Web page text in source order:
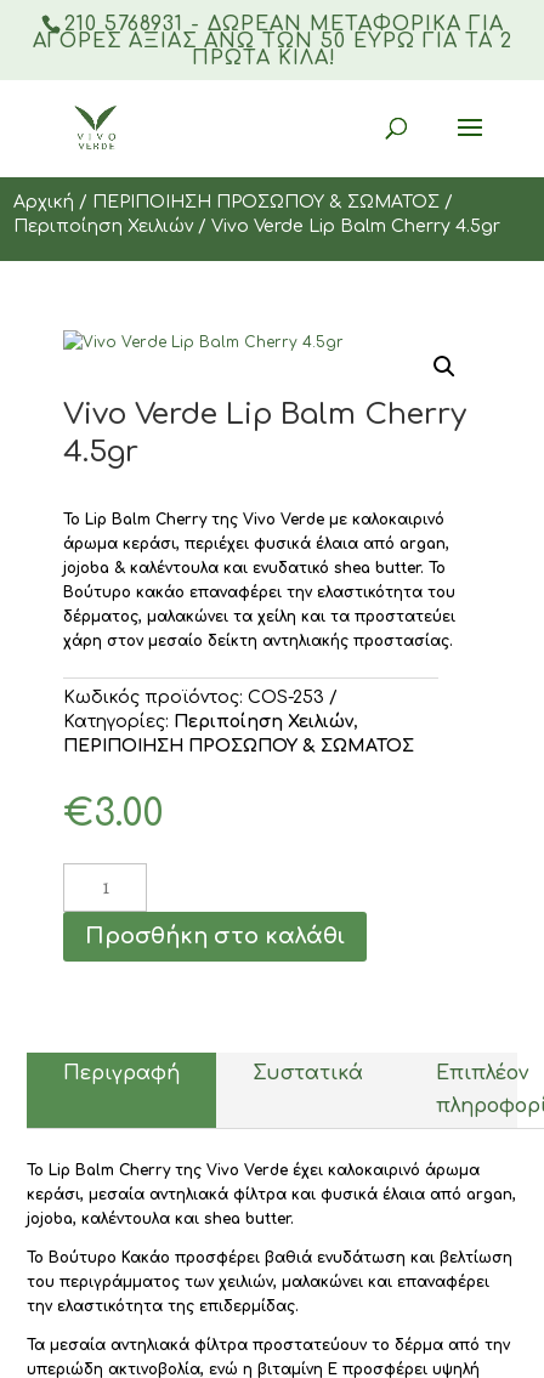
210 5768931 - ΔΩΡΕΑΝ ΜΕΤΑΦΟΡΙΚΆ ΓΙΑ
ΑΓΟΡΈΣ ΑΞΊΑΣ ΆΝΩ ΤΩΝ 50 ΕΥΡΏ ΓΙΑ ΤΑ 2
ΠΡΏΤΑ ΚΙΛΆ!
Αρχική / ΠΕΡΙΠΟΙΗΣΗ ΠΡΟΣΩΠΟΥ & ΣΩΜΑΤΟΣ /
Περιποίηση Χειλιών/ Vivo Verde Lip Balm Cherry 4.5gr
Vivo Verde Lip Balm Cherry
4.5gr
Το Lip Balm Cherry της Vivo Verde με καλοκαιρινό
άρωμα κεράσι, περιέχει φυσικά έλαια από argan,
jojoba & καλέντουλα και ενυδατικό shea butter. To
Βούτυρο κακάο επαναφέρει την ελαστικότητα του
δέρματος, μαλακώνει τα χείλη και τα προστατεύει
χάρη στον μεσαίο δείκτη αντηλιακής προστασίας.
Κωδικός προϊόντος:COS-253
Κατηγορίες: Περιποίηση Χειλιών,
ΠΕΡΙΠΟΙΗΣΗ ΠΡΟΣΩΠΟΥ & ΣΩΜΑΤΟΣ
€3.00
Verde
Lip
Balm
Προσθήκη στο καλάθι
Περιγραφή
Επιπλέον
Συστατικά
Το Lip Balm Cherry της Vivo Verde έχει καλοκαιρινό άρωμα
κεράσι, μεσαία αντηλιακά φίλτρα και φυσικά έλαια από argan,
jojoba, καλέντουλα και shea butter.
Το Βούτυρο Κακάο προσφέρει βαθιά ενυδάτωση και βελτίωση
του περιγράμματος των χειλιών, μαλακώνει και επαναφέρει
την ελαστικότητα της επιδερμίδας.
Τα μεσαία αντηλιακά φίλτρα προστατεύουν το δέρμα από την
υπεριώδη ακτινοβολία, ενώ η βιταμίνη Ε προσφέρει υψηλή